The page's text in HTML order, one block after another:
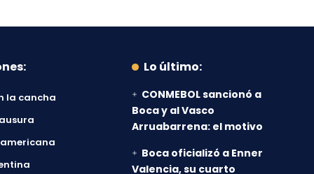
la cancha
Lo último:
CONMEBOL sancionó a
Boca y al Vasco
Arruabarrena: el motivo
Boca oficializó a Enner
Valencia, su cuarto